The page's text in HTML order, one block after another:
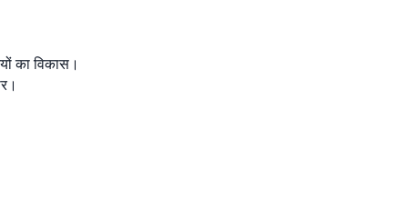
का विकास।